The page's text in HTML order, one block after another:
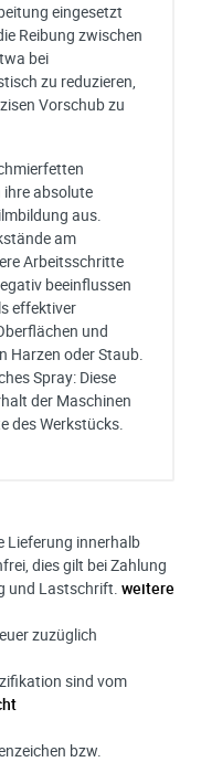
eingesetzt
Reibung zwischen
bei
zu reduzieren,
Vorschub zu
ihre absolute
aus.
am
Arbeitsschritte
beeinflussen
effektiver
und
Harzen oder Staub.
Spray: Diese
der Maschinen
des Werkstücks.
mit
Lieferung innerhalb
dies gilt bei Zahlung
und Lastschrift. weitere
zuzüglich
sind vom
bzw.